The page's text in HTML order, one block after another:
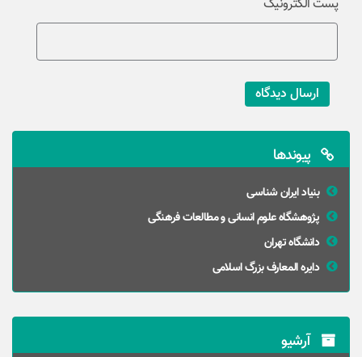
پیوندها
بنیاد ایران شناسی
پژوهشگاه علوم انسانی و مطالعات فرهنگی
دانشگاه تهران
دایره المعارف بزرگ اسلامی
آرشیو
پست الکترونیک
ارسال دیدگاه